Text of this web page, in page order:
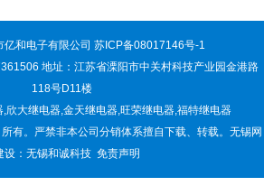
和电子有限公司 苏ICP备08017146号-1
地址：江苏省溧阳市中关村科技产业园金港路
118号D11楼
,欣大继电器,金天继电器,旺荣继电器,福特继电器
有。严禁非本公司分销体系擅自下载、转载。 无锡网
设：无锡和诚科技 免责声明